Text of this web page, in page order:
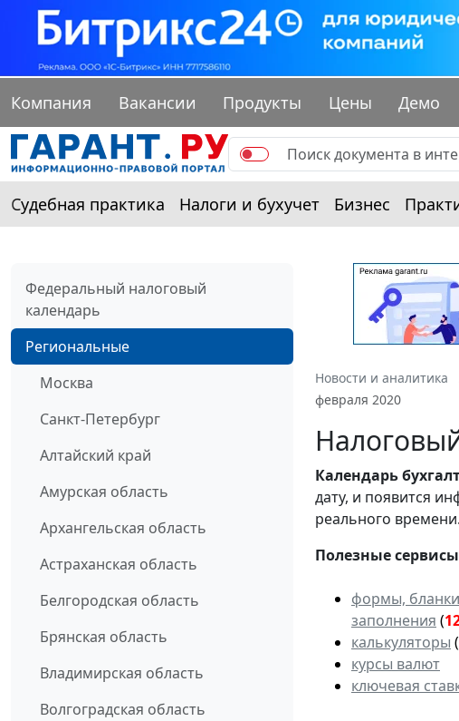
Компания Вакансии Продукты Цены Демо
Судебная практика Налоги и бухучет Бизнес
Федеральный налоговый
календарь
Региональные
Москва
Санкт-Петербург
Алтайский край
Амурская область
Архангельская область
Астраханская область
Белгородская область
Брянская область
Владимирская область
Волгоградская область
Новости и аналитика
февраля 2020
Календарь
дату, и появится
реального времени.
Полезные сервисы
формы,
заполнения (
калькуляторы (
курсы валют
ключевая